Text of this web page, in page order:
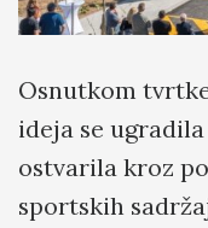
Osnutkom tvrtke
ideja se
ostvarila kroz
sportskih